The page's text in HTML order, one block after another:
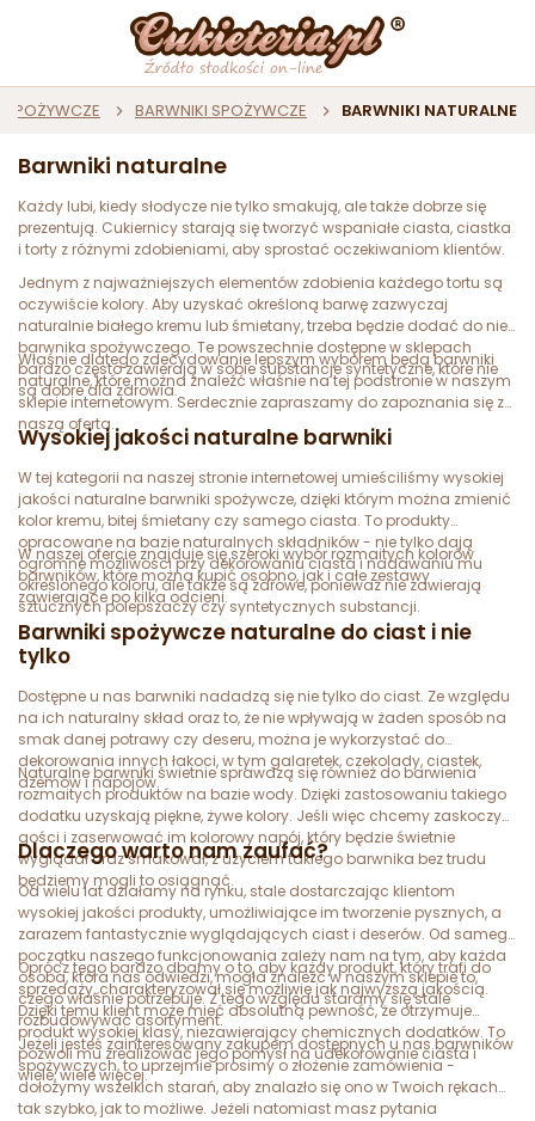
BARWNIKI SPOŻYWCZE BARWNIKI NATURALNE
Barwniki naturalne
Każdy lubi, kiedy słodycze nie tylko smakują, ale także dobrze się
prezentują. Cukiernicy starają się tworzyć wspaniałe ciasta, ciastka
i torty z różnymi zdobieniami, aby sprostać oczekiwaniom klientów.
Jednym z najważniejszych elementów zdobienia każdego tortu są
oczywiście kolory. Aby uzyskać określoną barwę zazwyczaj
naturalnie białego kremu lub śmietany, trzeba będzie dodać do niej
barwnika spożywczego. Te powszechnie dostępne w sklepach
bardzo często zawierają w sobie substancje syntetyczne, które nie
są dobre dla zdrowia.
Właśnie dlatego zdecydowanie lepszym wyborem będą barwniki
naturalne, które można znaleźć właśnie na tej podstronie w naszym
sklepie internetowym. Serdecznie zapraszamy do zapoznania się z
naszą ofertą.
Wysokiej jakości naturalne barwniki
W tej kategorii na naszej stronie internetowej umieściliśmy wysokiej
jakości naturalne barwniki spożywcze, dzięki którym można zmienić
kolor kremu, bitej śmietany czy samego ciasta. To produkty
opracowane na bazie naturalnych składników - nie tylko dają
ogromne możliwości przy dekorowaniu ciasta i nadawaniu mu
określonego koloru, ale także są zdrowe, ponieważ nie zawierają
sztucznych polepszaczy czy syntetycznych substancji.
W naszej ofercie znajduje się szeroki wybór rozmaitych kolorów
barwników, które można kupić osobno, jak i całe zestawy
zawierające po kilka odcieni.
Barwniki spożywcze naturalne do ciast i nie
tylko
Dostępne u nas barwniki nadadzą się nie tylko do ciast. Ze względu
na ich naturalny skład oraz to, że nie wpływają w żaden sposób na
smak danej potrawy czy deseru, można je wykorzystać do
dekorowania innych łakoci, w tym galaretek, czekolady, ciastek,
dżemów i napojów.
Naturalne barwniki świetnie sprawdzą się również do barwienia
rozmaitych produktów na bazie wody. Dzięki zastosowaniu takiego
dodatku uzyskają piękne, żywe kolory. Jeśli więc chcemy zaskoczyć
gości i zaserwować im kolorowy napój, który będzie świetnie
wyglądał oraz smakował, z użyciem takiego barwnika bez trudu
będziemy mogli to osiągnąć.
Dlaczego warto nam zaufać?
Od wielu lat działamy na rynku, stale dostarczając klientom
wysokiej jakości produkty, umożliwiające im tworzenie pysznych, a
zarazem fantastycznie wyglądających ciast i deserów. Od samego
początku naszego funkcjonowania zależy nam na tym, aby każda
osoba, która nas odwiedzi, mogła znaleźć w naszym sklepie to,
czego właśnie potrzebuje. Z tego względu staramy się stale
rozbudowywać asortyment.
Oprócz tego bardzo dbamy o to, aby każdy produkt, który trafi do
sprzedaży, charakteryzował się możliwie jak najwyższą jakością.
Dzięki temu klient może mieć absolutną pewność, że otrzymuje
produkt wysokiej klasy, niezawierający chemicznych dodatków. To
pozwoli mu zrealizować jego pomysł na udekorowanie ciasta i
wiele, wiele więcej.
Jeżeli jesteś zainteresowany zakupem dostępnych u nas barwników
spożywczych, to uprzejmie prosimy o złożenie zamówienia -
dołożymy wszelkich starań, aby znalazło się ono w Twoich rękach
tak szybko, jak to możliwe. Jeżeli natomiast masz pytania